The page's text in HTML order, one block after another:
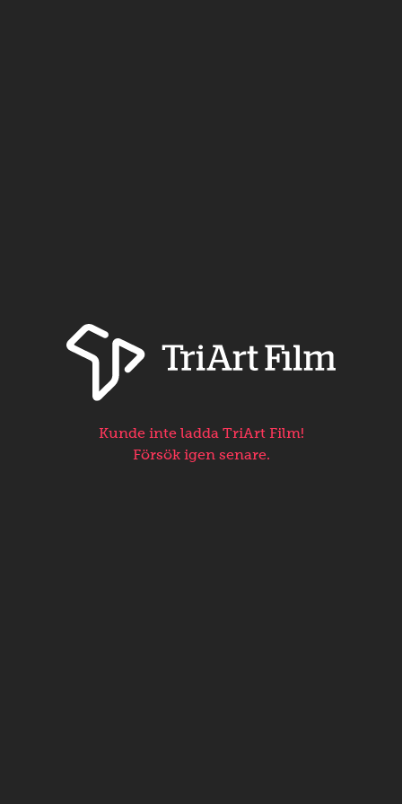
Kunde inte ladda TriArt Film!
Försök igen senare.